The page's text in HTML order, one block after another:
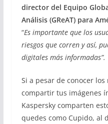
director del Equipo
Análisis (GReAT) para
“Es importante que los
riesgos que corren y así,
digitales más informadas”.
Si a pesar de conocer los
compartir tus imágenes
Kaspersky comparten
quedes como Cupido, al